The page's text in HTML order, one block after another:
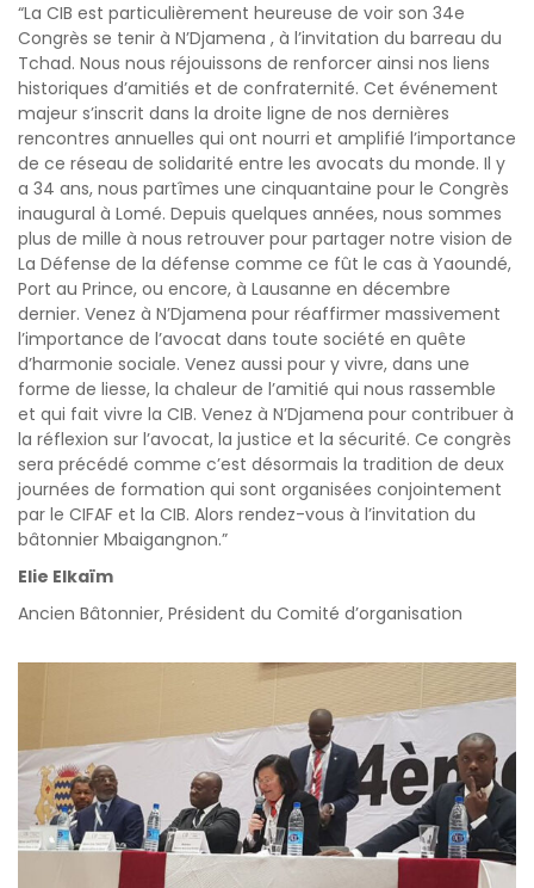
“La CIB est particulièrement heureuse de voir son 34e
Congrès se tenir à N’Djamena , à l’invitation du barreau du
Tchad. Nous nous réjouissons de renforcer ainsi nos liens
historiques d’amitiés et de confraternité. Cet événement
majeur s’inscrit dans la droite ligne de nos dernières
rencontres annuelles qui ont nourri et amplifié l’importance
de ce réseau de solidarité entre les avocats du monde. Il y
a 34 ans, nous partîmes une cinquantaine pour le Congrès
inaugural à Lomé. Depuis quelques années, nous sommes
plus de mille à nous retrouver pour partager notre vision de
La Défense de la défense comme ce fût le cas à Yaoundé,
Port au Prince, ou encore, à Lausanne en décembre
dernier. Venez à N’Djamena pour réaffirmer massivement
l’importance de l’avocat dans toute société en quête
d’harmonie sociale. Venez aussi pour y vivre, dans une
forme de liesse, la chaleur de l’amitié qui nous rassemble
et qui fait vivre la CIB. Venez à N’Djamena pour contribuer à
la réflexion sur l’avocat, la justice et la sécurité. Ce congrès
sera précédé comme c’est désormais la tradition de deux
journées de formation qui sont organisées conjointement
par le CIFAF et la CIB. Alors rendez-vous à l’invitation du
bâtonnier Mbaigangnon.”
Elie Elkaïm
Ancien Bâtonnier, Président du Comité d’organisation